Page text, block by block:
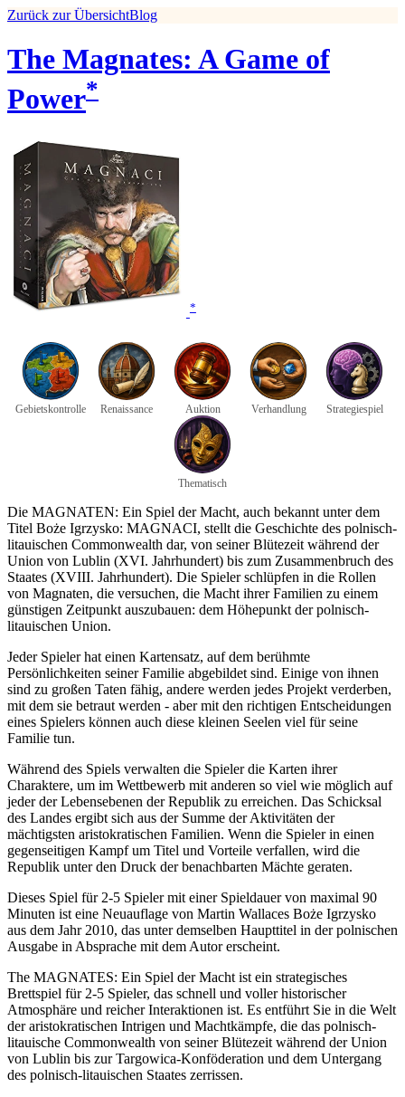
Zurück zur ÜbersichtBlog
The Magnates: A Game of
Power*
*
Gebietskontrolle Renaissance Auktion Verhandlung Strategiespiel
Thematisch
Die MAGNATEN: Ein Spiel der Macht, auch bekannt unter dem
Titel Boże Igrzysko: MAGNACI, stellt die Geschichte des polnisch-
litauischen Commonwealth dar, von seiner Blütezeit während der
Union von Lublin (XVI. Jahrhundert) bis zum Zusammenbruch des
Staates (XVIII. Jahrhundert). Die Spieler schlüpfen in die Rollen
von Magnaten, die versuchen, die Macht ihrer Familien zu einem
günstigen Zeitpunkt auszubauen: dem Höhepunkt der polnisch-
litauischen Union.
Jeder Spieler hat einen Kartensatz, auf dem berühmte
Persönlichkeiten seiner Familie abgebildet sind. Einige von ihnen
sind zu großen Taten fähig, andere werden jedes Projekt verderben,
mit dem sie betraut werden - aber mit den richtigen Entscheidungen
eines Spielers können auch diese kleinen Seelen viel für seine
Familie tun.
Während des Spiels verwalten die Spieler die Karten ihrer
Charaktere, um im Wettbewerb mit anderen so viel wie möglich auf
jeder der Lebensebenen der Republik zu erreichen. Das Schicksal
des Landes ergibt sich aus der Summe der Aktivitäten der
mächtigsten aristokratischen Familien. Wenn die Spieler in einen
gegenseitigen Kampf um Titel und Vorteile verfallen, wird die
Republik unter den Druck der benachbarten Mächte geraten.
Dieses Spiel für 2-5 Spieler mit einer Spieldauer von maximal 90
Minuten ist eine Neuauflage von Martin Wallaces Boże Igrzysko
aus dem Jahr 2010, das unter demselben Haupttitel in der polnischen
Ausgabe in Absprache mit dem Autor erscheint.
The MAGNATES: Ein Spiel der Macht ist ein strategisches
Brettspiel für 2-5 Spieler, das schnell und voller historischer
Atmosphäre und reicher Interaktionen ist. Es entführt Sie in die Welt
der aristokratischen Intrigen und Machtkämpfe, die das polnisch-
litauische Commonwealth von seiner Blütezeit während der Union
von Lublin bis zur Targowica-Konföderation und dem Untergang
des polnisch-litauischen Staates zerrissen.